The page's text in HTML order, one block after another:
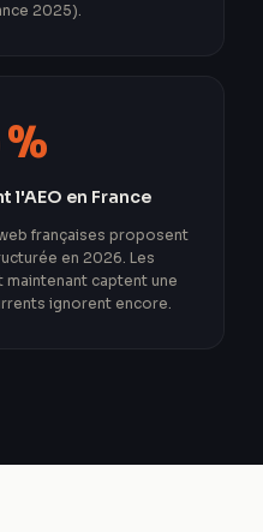
2025).
%
l'AEO en France
françaises proposent
en 2026. Les
captent une
ignorent encore.